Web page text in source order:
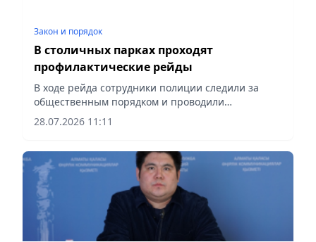
Закон и порядок
В столичных парках проходят
профилактические рейды
В ходе рейда сотрудники полиции следили за
общественным порядком и проводили
разъяснительную работу среди отдыхающих,
сообщает vapress.kz.
28.07.2026 11:11